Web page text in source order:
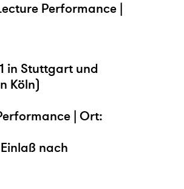
Performance |
in Stuttgart und
Köln)
| Ort:
nach